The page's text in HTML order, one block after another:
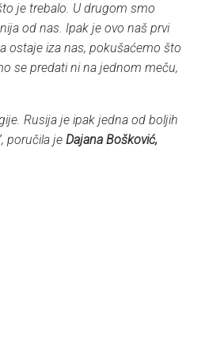
je trebalo. U drugom smo
od nas. Ipak je ovo naš prvi
ostaje iza nas, pokušaćemo što
se predati ni na jednom meču,
Rusija je ipak jedna od boljih
poručila je Dajana Bošković,